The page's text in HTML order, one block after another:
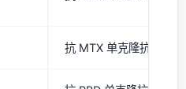
抗 MTX 单克隆抗体